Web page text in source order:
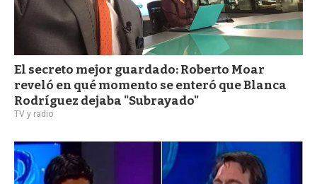
El secreto mejor guardado: Roberto Moar
reveló en qué momento se enteró que Blanca
Rodríguez dejaba "Subrayado"
TV y radio